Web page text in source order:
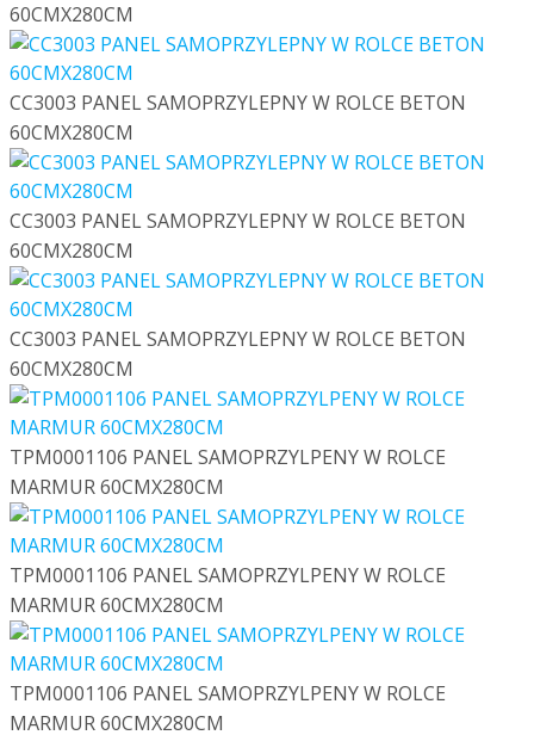
60CMX280CM
CC3003 PANEL SAMOPRZYLEPNY W ROLCE BETON
60CMX280CM
CC3003 PANEL SAMOPRZYLEPNY W ROLCE BETON
60CMX280CM
CC3003 PANEL SAMOPRZYLEPNY W ROLCE BETON
60CMX280CM
TPM0001106 PANEL SAMOPRZYLPENY W ROLCE
MARMUR 60CMX280CM
TPM0001106 PANEL SAMOPRZYLPENY W ROLCE
MARMUR 60CMX280CM
TPM0001106 PANEL SAMOPRZYLPENY W ROLCE
MARMUR 60CMX280CM